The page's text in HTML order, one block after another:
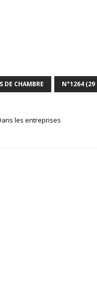
DE CHAMBRE N°1264
les entreprises